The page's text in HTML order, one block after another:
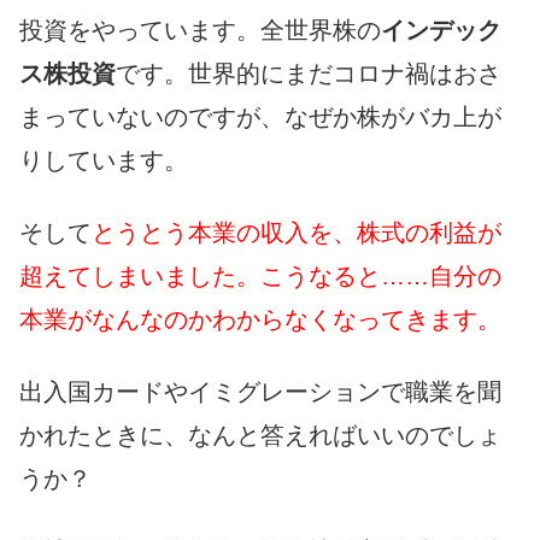
投資をやっています。全世界株のインデック
ス株投資です。世界的にまだコロナ禍はおさ
まっていないのですが、なぜか株がバカ上が
りしています。
そして とうとう本業の収入を、株式の利益が
超えてしまいました。こうなると……自分の
本業がなんなのかわからなくなってきます。
出入国カードやイミグレーションで職業を聞
かれたときに、なんと答えればいいのでしょ
うか？